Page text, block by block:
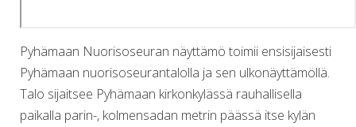
Pyhämaan Nuorisoseuran näyttämö toimii ensisijaisesti
Pyhämaan nuorisoseurantalolla ja sen ulkonäyttämöllä.
Talo sijaitsee Pyhämaan kirkonkylässä rauhallisella
paikalla parin-, kolmensadan metrin päässä itse kylän